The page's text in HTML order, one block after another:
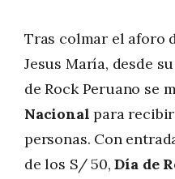
Tras colmar el aforo
Jesus María, desde
de Rock Peruano se
Nacional para
personas. Con
de los S/ 50,Día de